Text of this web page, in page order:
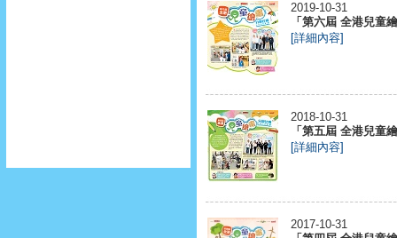
2019-10-31
「第六屆 全港兒童
[詳細內容]
2018-10-31
「第五屆 全港兒童
[詳細內容]
2017-10-31